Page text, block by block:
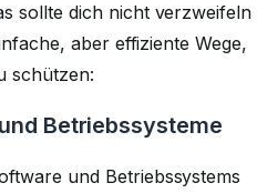
sollte dich nicht verzweifeln
aber effiziente Wege,
schützen:
Betriebssysteme
und Betriebssystems